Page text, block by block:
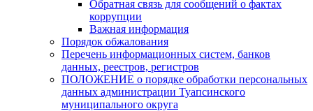
Обратная связь для сообщений о фактах
коррупции
Важная информация
Порядок обжалования
Перечень информационных систем, банков
данных, реестров, регистров
ПОЛОЖЕНИЕ о порядке обработки персональных
данных администрации Туапсинского
муниципального округа